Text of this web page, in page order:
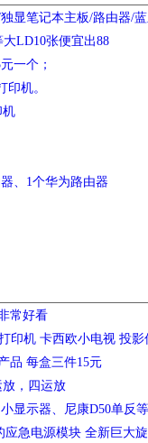
显笔记本主板/路由器/
LD10张便宜出88
一个；
印机。
机
、1个华为路由器
常好看
印机 卡西欧小电视 投
品 每盒三件15元
，四运放
显示器、尼康D50单反
应急电源模块 全新巨大